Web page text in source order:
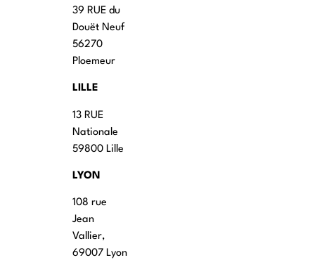
39 RUE du
Douët Neuf
56270
Ploemeur
LILLE
13 RUE
Nationale
59800 Lille
LYON
108 rue
Jean
Vallier,
69007 Lyon